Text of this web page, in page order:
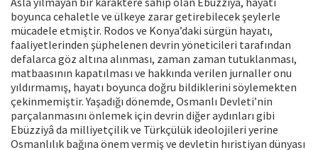
boyunca cehaletle ve ülkeye zarar getirebilecek şeylerle
mücadele etmiştir. Rodos ve Konya’daki sürgün hayatı,
faaliyetlerinden şüphelenen devrin yöneticileri tarafından
defalarca göz altına alınması, zaman zaman tutuklanması,
matbaasının kapatılması ve hakkında verilen jurnaller onu
yıldırmamış, hayatı boyunca doğru bildiklerini söylemekten
çekinmemiştir. Yaşadığı dönemde, Osmanlı Devleti’nin
parçalanmasını önlemek için devrin diğer aydınları gibi
Ebüzziyâ da milliyetçilik ve Türkçülük ideolojileri yerine
Osmanlılık bağına önem vermiş ve devletin hıristiyan dünyası